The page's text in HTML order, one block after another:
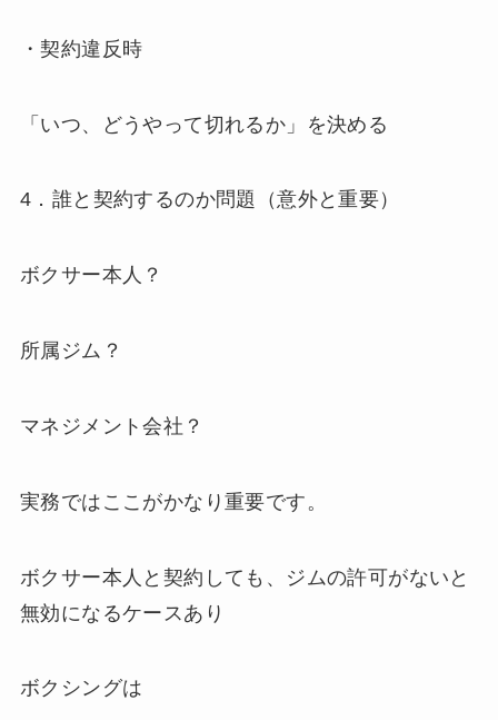
・契約違反時
「いつ、どうやって切れるか」を決める
4．誰と契約するのか問題（意外と重要）
ボクサー本人？
所属ジム？
マネジメント会社？
実務ではここがかなり重要です。
ボクサー本人と契約しても、ジムの許可がないと
無効になるケースあり
ボクシングは